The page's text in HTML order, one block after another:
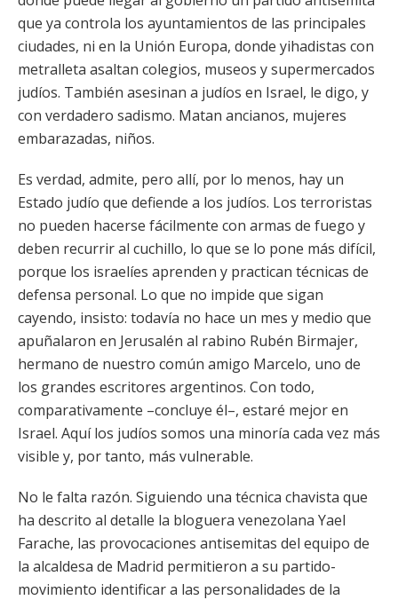
que ya controla los ayuntamientos de las principales
ciudades, ni en la Unión Europa, donde yihadistas con
metralleta asaltan colegios, museos y supermercados
judíos. También asesinan a judíos en Israel, le digo, y
con verdadero sadismo. Matan ancianos, mujeres
embarazadas, niños.
Es verdad, admite, pero allí, por lo menos, hay un
Estado judío que defiende a los judíos. Los terroristas
no pueden hacerse fácilmente con armas de fuego y
deben recurrir al cuchillo, lo que se lo pone más difícil,
porque los israelíes aprenden y practican técnicas de
defensa personal. Lo que no impide que sigan
cayendo, insisto: todavía no hace un mes y medio que
apuñalaron en Jerusalén al rabino Rubén Birmajer,
hermano de nuestro común amigo Marcelo, uno de
los grandes escritores argentinos. Con todo,
comparativamente –concluye él–, estaré mejor en
Israel. Aquí los judíos somos una minoría cada vez más
visible y, por tanto, más vulnerable.
No le falta razón. Siguiendo una técnica chavista que
ha descrito al detalle la bloguera venezolana Yael
Farache, las provocaciones antisemitas del equipo de
la alcaldesa de Madrid permitieron a su partido-
movimiento identificar a las personalidades de la